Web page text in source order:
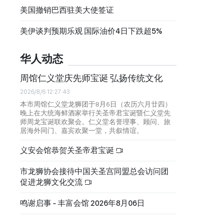
美国撤销巴西驻美大使签证
美伊谈判预期乐观 国际油价4日下跌超5%
华人动态
周馆仁义堂庆先师宝诞 弘扬传统文化
2026/8/6 12:27:43
本市周馆仁义堂龙狮团于8月6日（农历六月廿四）
晚上在大统海鲜酒家举行关圣帝君宝诞暨仁义堂先
师周龙宝诞联欢聚会。仁义堂名誉理事、顾问、旅
居海外同门、嘉宾欢聚一堂，共叙情谊。
义安会馆恭贺关圣帝君宝诞
市龙狮协会接待中国关圣宫同盟总会访问团
促进龙狮文化交流
鸣谢启事 - 丰富会馆 2026年8月06日